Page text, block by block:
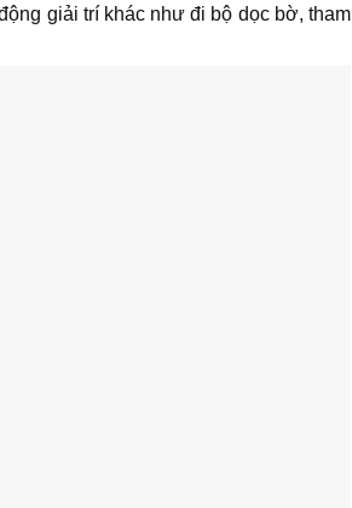
giải trí khác như đi bộ dọc bờ, tham